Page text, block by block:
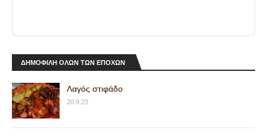
ΔΗΜΟΦΙΛΗ ΟΛΩΝ ΤΩΝ ΕΠΟΧΩΝ
Λαγός στιφάδο
20.9.23